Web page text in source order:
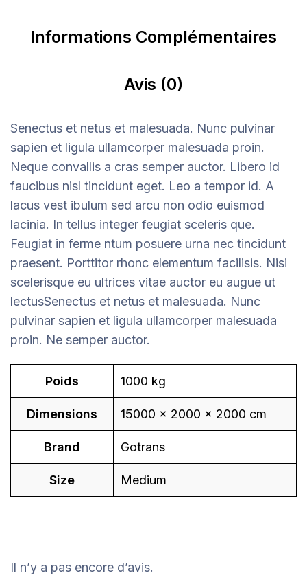
Informations Complémentaires
Avis (0)
Senectus et netus et malesuada. Nunc pulvinar
sapien et ligula ullamcorper malesuada proin.
Neque convallis a cras semper auctor. Libero id
faucibus nisl tincidunt eget. Leo a tempor id. A
lacus vest ibulum sed arcu non odio euismod
lacinia. In tellus integer feugiat sceleris que.
Feugiat in ferme ntum posuere urna nec tincidunt
praesent. Porttitor rhonc elementum facilisis. Nisi
scelerisque eu ultrices vitae auctor eu augue ut
lectusSenectus et netus et malesuada. Nunc
pulvinar sapien et ligula ullamcorper malesuada
proin. Ne semper auctor.
Poids 1000 kg
Dimensions 15000 × 2000 × 2000 cm
Brand Gotrans
Size Medium
Il n’y a pas encore d’avis.